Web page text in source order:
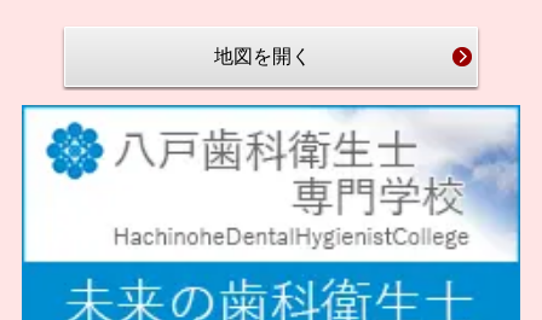
地図を開く